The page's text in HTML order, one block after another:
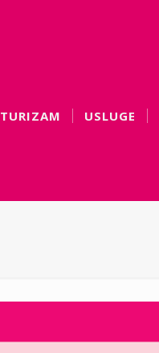
TURIZAM USLUGE